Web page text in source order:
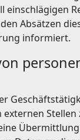
einschlägigen
Absätzen
informiert.
Stellen